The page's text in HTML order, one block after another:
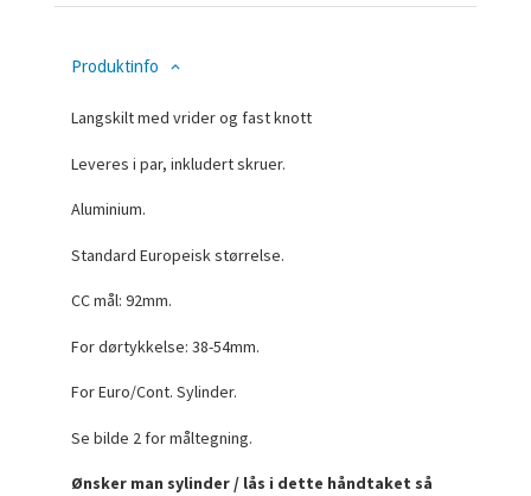
Produktinfo
Langskilt med vrider og fast knott
Leveres i par, inkludert skruer.
Aluminium.
Standard Europeisk størrelse.
CC mål: 92mm.
For dørtykkelse: 38-54mm.
For Euro/Cont. Sylinder.
Se bilde 2 for måltegning.
Ønsker man sylinder / lås i dette håndtaket så